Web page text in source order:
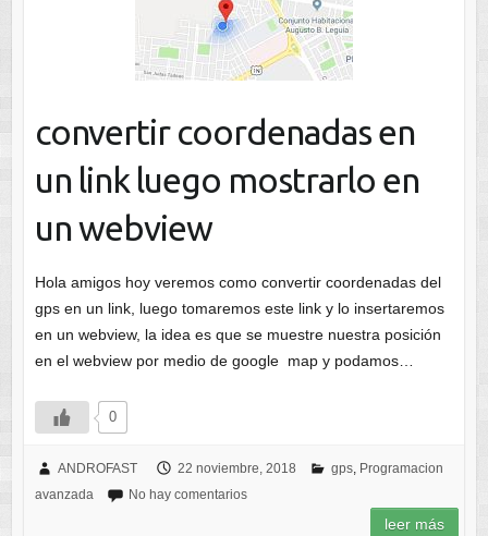
convertir coordenadas en
un link luego mostrarlo en
un webview
Hola amigos hoy veremos como convertir coordenadas del
gps en un link, luego tomaremos este link y lo insertaremos
en un webview, la idea es que se muestre nuestra posición
en el webview por medio de google map y podamos…
0
ANDROFAST 22 noviembre, 2018 gps, Programacion
avanzada
No hay comentarios
leer más